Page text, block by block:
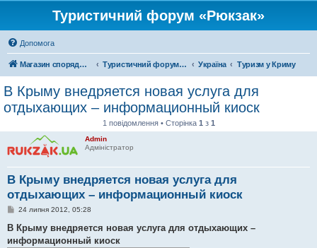
Туристичний форум «Рюкзак»
Допомога
Магазин спорядження Туристичний форум «Рюкзак» Україна Туризм у Криму
В Крыму внедряется новая услуга для
отдыхающих – информационный киоск
1 повідомлення • Сторінка 1 з 1
Admin
Адміністратор
В Крыму внедряется новая услуга для
отдыхающих – информационный киоск
П
в
д
24 липня 2012, 05:28
В Крыму внедряется новая услуга для отдыхающих –
информационный киоск